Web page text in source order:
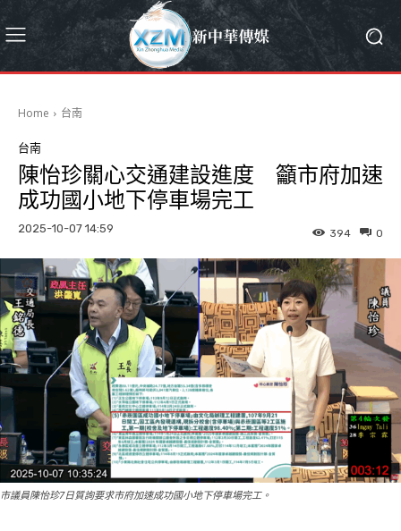
Home 台南
台南
陳怡珍關心交通建設進度 籲市府加速
成功國小地下停車場完工
2025-10-07 14:59 0
394
市議員陳怡珍7日質詢要求市府加速成功國小地下停車場完工。